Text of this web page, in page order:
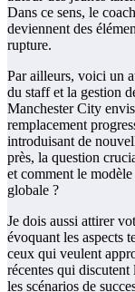
Dans ce sens, le
deviennent des
rupture.
Par ailleurs, voici un
du staff et la gestion
Manchester City
remplacement
introduisant de
près, la question
et comment le
globale ?
Je dois aussi attirer
évoquant les aspects
ceux qui veulent
récentes qui discutent
les scénarios de